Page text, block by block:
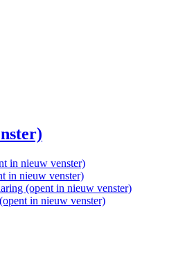
in nieuw venster)
in nieuw venster)
(opent in nieuw venster)
(opent in nieuw venster)